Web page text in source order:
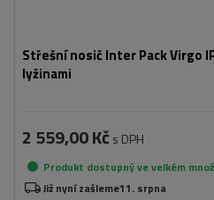
Střešní nosič Inter Pack Virgo
lyžinami
2 559,00 Kč s DPH
Produkt dostupný ve velkém
Již nyní zašleme11. srpna